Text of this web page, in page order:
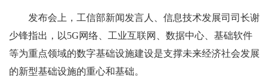
发布会上，工信部新闻发言人、信息技术发展司司长谢
少锋指出，以5G网络、工业互联网、数据中心、基础软件
等为重点领域的数字基础设施建设是支撑未来经济社会发展
的新型基础设施的重心和基础。